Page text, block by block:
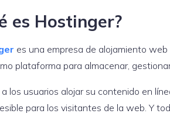
es Hostinger?
es una empresa de alojamiento
plataforma para almacenar,
los usuarios alojar su contenido en
para los visitantes de la web. Y